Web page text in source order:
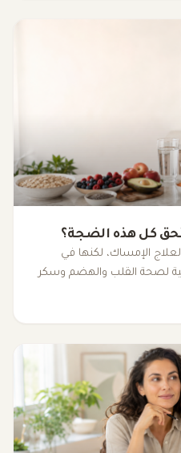
كل هذه الضجة؟
الإمساك، لكنها في
لصحة القلب والهضم وسكر